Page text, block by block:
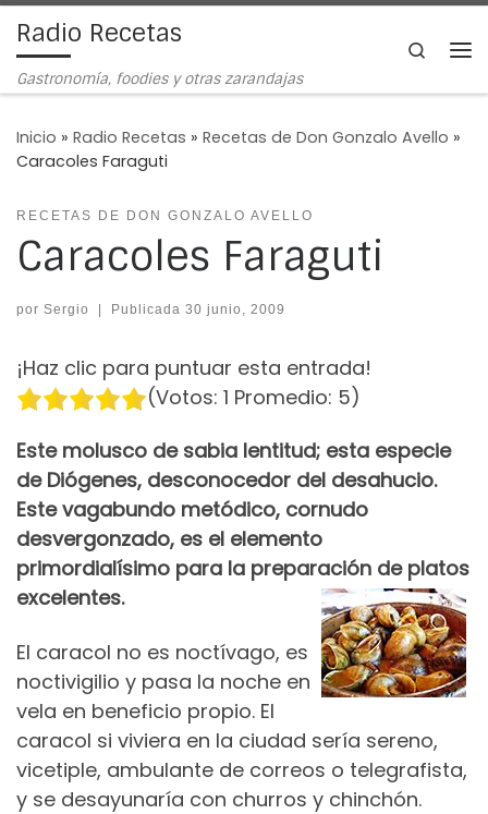
Saltar al contenido
Radio Recetas
Gastronomía, foodies y otras zarandajas
Search
Inicio » Radio Recetas » Recetas de Don Gonzalo Avello »
Caracoles Faraguti
RECETAS DE DON GONZALO AVELLO
Caracoles Faraguti
por Sergio Publicada 30 junio, 2009
¡Haz clic para puntuar esta entrada!
(Votos: 1 Promedio: 5)
Este molusco de sabia lentitud; esta especie
de Diógenes, desconocedor del desahucio.
Este vagabundo metódico, cornudo
desvergonzado, es el elemento
primordialísimo para la preparación de platos
excelentes.
El caracol no es noctívago, es
noctivigilio y pasa la noche en
vela en beneficio propio. El
caracol si viviera en la ciudad sería sereno,
vicetiple, ambulante de correos o telegrafista,
y se desayunaría con churros y chinchón.